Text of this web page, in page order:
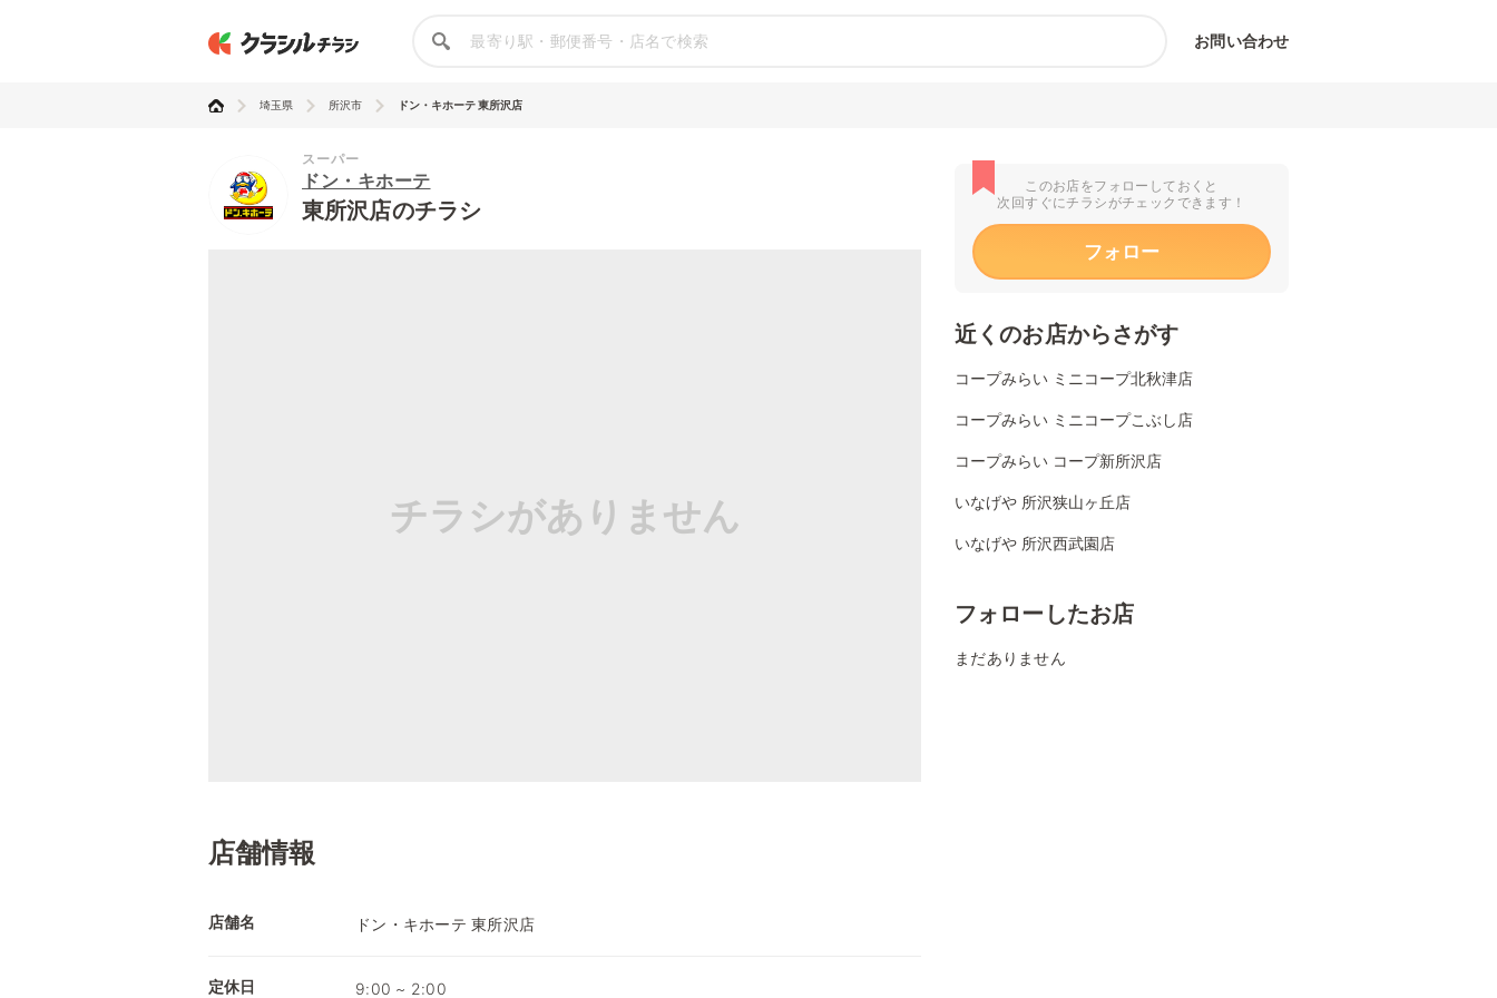
お問い合わせ
埼玉県 所沢市 ドン・キホーテ 東所沢店
スーパー
ドン・キホーテ
東所沢店のチラシ
チラシがありません
店舗情報
店舗名 ドン・キホーテ 東所沢店
定休日 9:00 ~ 2:00
このお店をフォローしておくと
次回すぐにチラシがチェックできます！
フォロー
近くのお店からさがす
コープみらい ミニコープ北秋津店
コープみらい ミニコープこぶし店
コープみらい コープ新所沢店
いなげや 所沢狭山ヶ丘店
いなげや 所沢西武園店
フォローしたお店
まだありません